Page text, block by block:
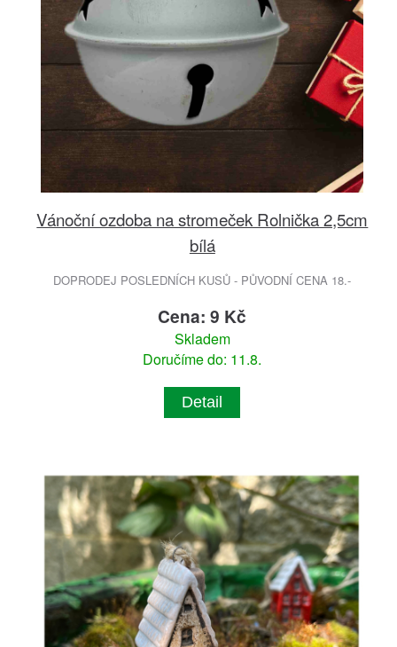
Vánoční ozdoba na stromeček Rolnička 2,5cm
bílá
DOPRODEJ POSLEDNÍCH KUSŮ - PŮVODNÍ CENA 18.-
Cena: 9 Kč
Skladem
Doručíme do: 11.8.
Detail